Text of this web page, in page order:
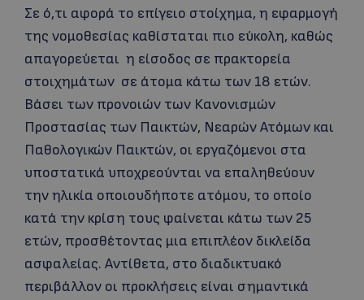
Σε ό,τι αφορά το επίγειο στοίχημα, η εφαρμογή
της νομοθεσίας καθίσταται πιο εύκολη, καθώς
απαγορεύεται η είσοδος σε πρακτορεία
στοιχημάτων σε άτομα κάτω των 18 ετών.
Βάσει των προνοιών των Κανονισμών
Προστασίας των Παικτών, Νεαρών Ατόμων και
Παθολογικών Παικτών, οι εργαζόμενοι στα
υποστατικά υποχρεούνται να επαληθεύουν
την ηλικία οποιουδήποτε ατόμου, το οποίο
κατά την κρίση τους φαίνεται κάτω των 25
ετών, προσθέτοντας μια επιπλέον δικλείδα
ασφαλείας. Αντίθετα, στο διαδικτυακό
περιβάλλον οι προκλήσεις είναι σημαντικά